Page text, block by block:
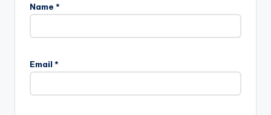
Name *
Email *